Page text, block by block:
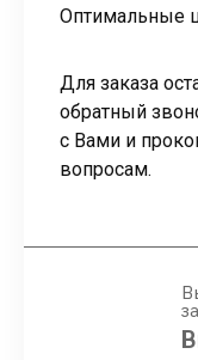
Оптимальные
Для заказа
обратный
с Вами и
вопросам.